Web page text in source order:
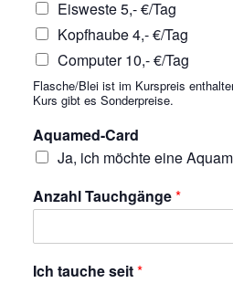
Eisweste 5,- €/Tag
Kopfhaube 4,- €/Tag
Computer 10,- €/Tag
Flasche/Blei ist im Kurspreis
Kurs gibt es Sonderpreise.
Aquamed-Card
Ja, ich möchte eine
Anzahl Tauchgänge*
Ich tauche seit*